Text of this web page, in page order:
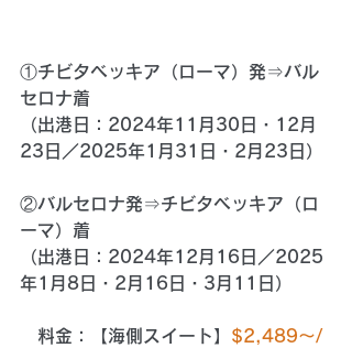
①チビタベッキア（ローマ）発⇒バル
セロナ着
（出港日：2024年11月30日・12月
23日／2025年1月31日・2月23日）
②バルセロナ発⇒チビタベッキア（ロ
ーマ）着
（出港日：2024年12月16日／2025
年1月8日・2月16日・3月11日）
料金：【海側スイート】 $2,489～/